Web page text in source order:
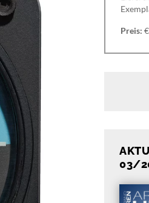
Preis:
03/